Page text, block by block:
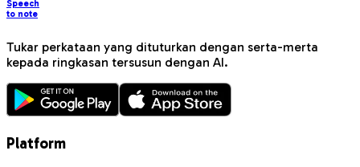
Speech
to note
Tukar perkataan yang dituturkan dengan serta-merta
kepada ringkasan tersusun dengan AI.
Platform